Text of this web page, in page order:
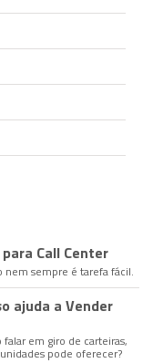
Call Center
sempre é tarefa fácil.
ajuda a Vender
em giro de carteiras,
pode oferecer?